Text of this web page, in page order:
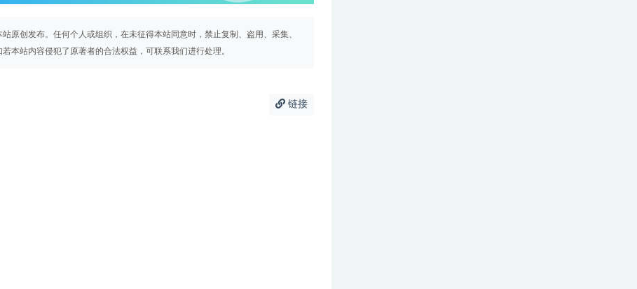
原创发布。任何个人或组织，在未征得本站同意时，禁止复制、盗用、采集、
本站内容侵犯了原著者的合法权益，可联系我们进行处理。
链接